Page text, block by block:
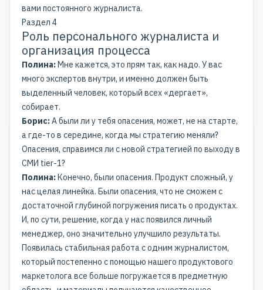
вами постоянного журналиста.
Раздел 4
Роль персонального журналиста и
организация процесса
Полина:Мне кажется, это прям так, как надо. У вас
много экспертов внутри, и именно должен быть
выделенный человек, который всех «дергает»,
собирает.
Борис:А были ли у тебя опасения, может, не на старте,
а где-то в середине, когда мы стратегию меняли?
Опасения, справимся ли с новой стратегией по выходу в
СМИ tier-1?
Полина:Конечно, были опасения. Продукт сложный, у
нас целая линейка. Были опасения, что не сможем с
достаточной глубиной погружения писать о продуктах.
И, по сути, решение, когда у нас появился личный
менеджер, оно значительно улучшило результаты.
Появилась стабильная работа с одним журналистом,
который постепенно с помощью нашего продуктового
маркетолога все больше погружается в предметную